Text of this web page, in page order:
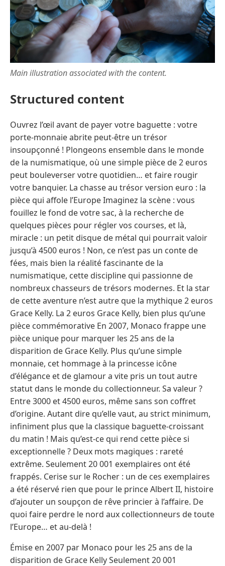
Main illustration associated with the content.
Structured content
Ouvrez l’œil avant de payer votre baguette : votre
porte-monnaie abrite peut-être un trésor
insoupçonné ! Plongeons ensemble dans le monde
de la numismatique, où une simple pièce de 2 euros
peut bouleverser votre quotidien… et faire rougir
votre banquier. La chasse au trésor version euro : la
pièce qui affole l’Europe Imaginez la scène : vous
fouillez le fond de votre sac, à la recherche de
quelques pièces pour régler vos courses, et là,
miracle : un petit disque de métal qui pourrait valoir
jusqu’à 4500 euros ! Non, ce n’est pas un conte de
fées, mais bien la réalité fascinante de la
numismatique, cette discipline qui passionne de
nombreux chasseurs de trésors modernes. Et la star
de cette aventure n’est autre que la mythique 2 euros
Grace Kelly. La 2 euros Grace Kelly, bien plus qu’une
pièce commémorative En 2007, Monaco frappe une
pièce unique pour marquer les 25 ans de la
disparition de Grace Kelly. Plus qu’une simple
monnaie, cet hommage à la princesse icône
d’élégance et de glamour a vite pris un tout autre
statut dans le monde du collectionneur. Sa valeur ?
Entre 3000 et 4500 euros, même sans son coffret
d’origine. Autant dire qu’elle vaut, au strict minimum,
infiniment plus que la classique baguette-croissant
du matin ! Mais qu’est-ce qui rend cette pièce si
exceptionnelle ? Deux mots magiques : rareté
extrême. Seulement 20 001 exemplaires ont été
frappés. Cerise sur le Rocher : un de ces exemplaires
a été réservé rien que pour le prince Albert II, histoire
d’ajouter un soupçon de rêve princier à l’affaire. De
quoi faire perdre le nord aux collectionneurs de toute
l’Europe… et au-delà !
Émise en 2007 par Monaco pour les 25 ans de la
disparition de Grace Kelly Seulement 20 001